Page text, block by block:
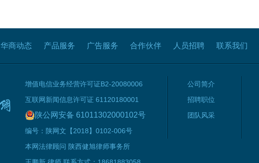
华商动态 产品服务 广告服务 合作伙伴 人员招聘 联系我们
增值电信业务经营许可证B2-20080006
互联网新闻信息许可证 61120180001
陕公网安备 61011302000102号
编号：陕网文【2018】0102-006号
本网法律顾问 陕西健旭律师事务所
公司简介
招聘职位
团队风采